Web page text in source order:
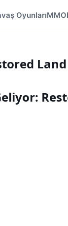
Oyunları